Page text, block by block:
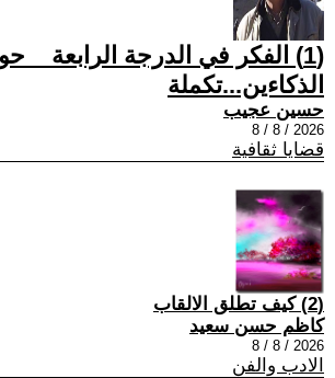
(1) الفكر في الدرجة الرابعة _
الذكاءين...تكملة
حسين عجيب
2026 / 8 / 8
قضايا ثقافية
(2) كيف تطلق الالقاب
كاظم حسن سعيد
2026 / 8 / 8
الادب والفن